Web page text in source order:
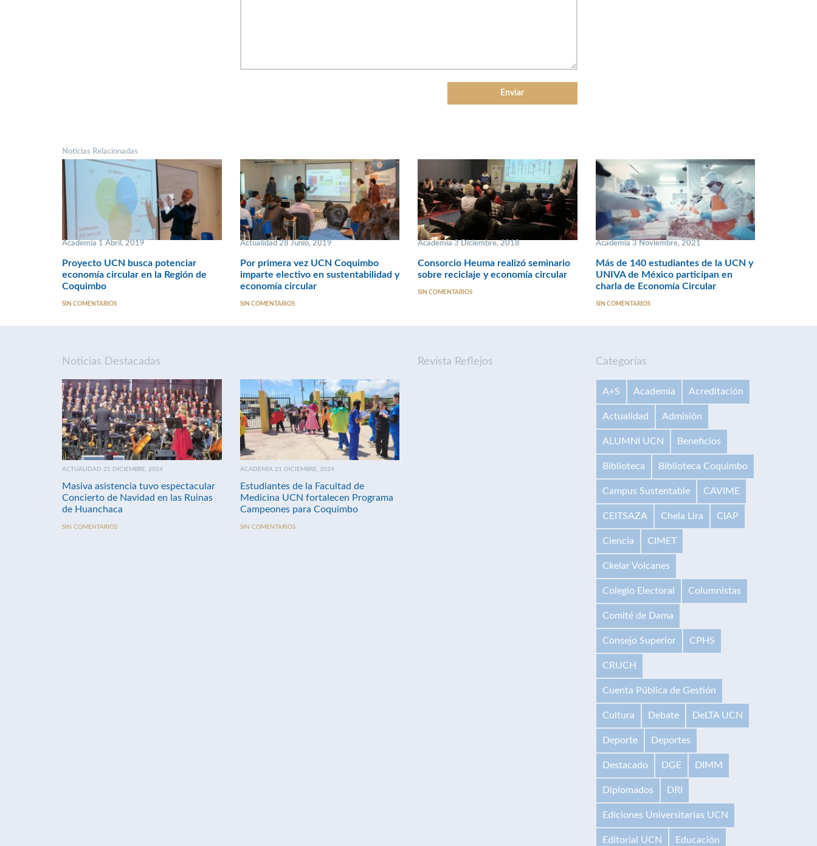
Noticias Relacionadas
Academia 1 Abril, 2019
Proyecto UCN busca potenciar
economía circular en la Región de
Coquimbo
SIN COMENTARIOS
Actualidad 28 Junio, 2019
Por primera vez UCN Coquimbo
imparte electivo en sustentabilidad y
economía circular
SIN COMENTARIOS
Academia 3 Diciembre, 2018
Consorcio Heuma realizó seminario
sobre reciclaje y economía circular
SIN COMENTARIOS
Academia 3 Noviembre, 2021
Más de 140 estudiantes de la UCN y
UNIVA de México participan en
charla de Economía Circular
SIN COMENTARIOS
Noticias Destacadas
ACTUALIDAD 21 DICIEMBRE, 2024
Masiva asistencia tuvo espectacular
Concierto de Navidad en las Ruinas
de Huanchaca
SIN COMENTARIOS
ACADEMIA 21 DICIEMBRE, 2024
Estudiantes de la Facultad de
Medicina UCN fortalecen Programa
Campeones para Coquimbo
SIN COMENTARIOS
Revista Reflejos Categorías
A+S Academia Acreditación
Actualidad Admisión
ALUMNI UCN Beneficios
Biblioteca Biblioteca Coquimbo
Campus Sustentable CAVIME
CEITSAZA Chela Lira CIAP
Ciencia CIMET
Ckelar Volcanes
Colegio Electoral Columnistas
Comité de Dama
Consejo Superior CPHS
CRUCH
Cuenta Pública de Gestión
Cultura Debate DeLTA UCN
Deporte Deportes
Destacado DGE DIMM
Diplomados DRI
Ediciones Universitarias UCN
Editorial UCN Educación